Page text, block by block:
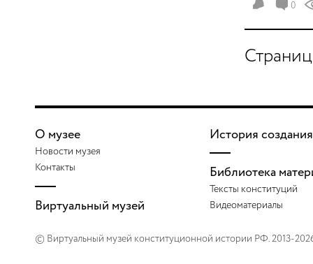
0
О музее
Новости музея
Контакты
Виртуальный музей
История создания
Библиотека
Тексты конституций
Видеоматериалы
© Виртуальный музей конституционной истории РФ. 2013-